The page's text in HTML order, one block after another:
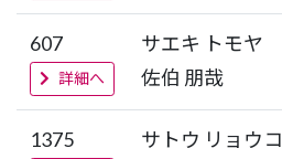
607
詳細へ
サエキ トモヤ
佐伯 朋哉
1375
サトウ リョウコ